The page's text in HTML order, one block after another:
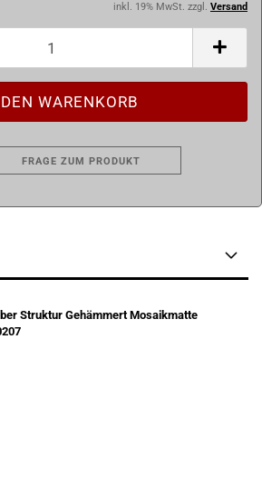
inkl. 19% MwSt. zzgl. Versand
FRAGE ZUM PRODUKT
Struktur Gehämmert Mosaikmatte